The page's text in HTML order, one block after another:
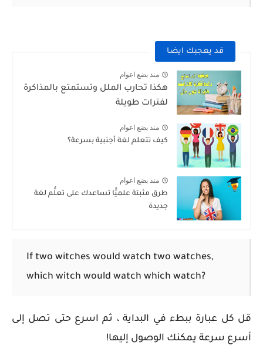
قد يعجبك ايضا
منذ بضع اعوام
هكذا تحارب الملل وتستمتع بالمذاكرة
لفترات طويلة
منذ بضع اعوام
كيف تتعلم لغة أجنبية بسرعة؟
منذ بضع اعوام
طرق مثبتة علميًّا تساعدك على تعلُّم لغة
جديدة
If two witches would watch two watches,
which witch would watch which watch?
قل كل عبارة ببطء في البداية ، ثم اسرع حتى تصل إلى
أسرع سرعة يمكنك الوصول إليها!